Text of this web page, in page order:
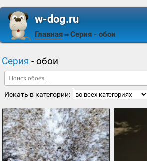
w-dog.ru
Главная ⇒ Серия - обои
Серия - обои
Искать в категории: